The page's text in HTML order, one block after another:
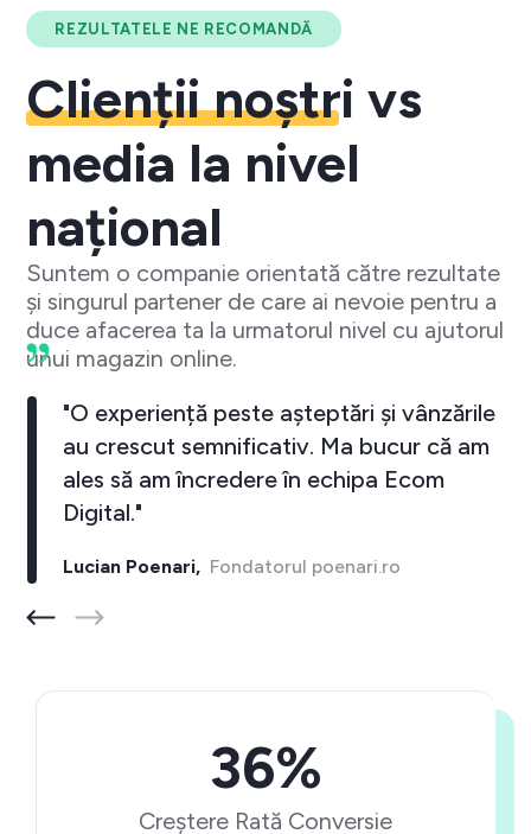
REZULTATELE NE RECOMANDĂ
Clienții noștri vs
media la nivel
național
Suntem o companie orientată către rezultate
și singurul partener de care ai nevoie pentru a
duce afacerea ta la urmatorul nivel cu ajutorul
unui magazin online.
"O experiență peste așteptări și vânzările
au crescut semnificativ. Ma bucur că am
ales să am încredere în echipa Ecom
Digital."
Lucian Poenari,Fondatorul poenari.ro
36%
Creștere Rată Conversie